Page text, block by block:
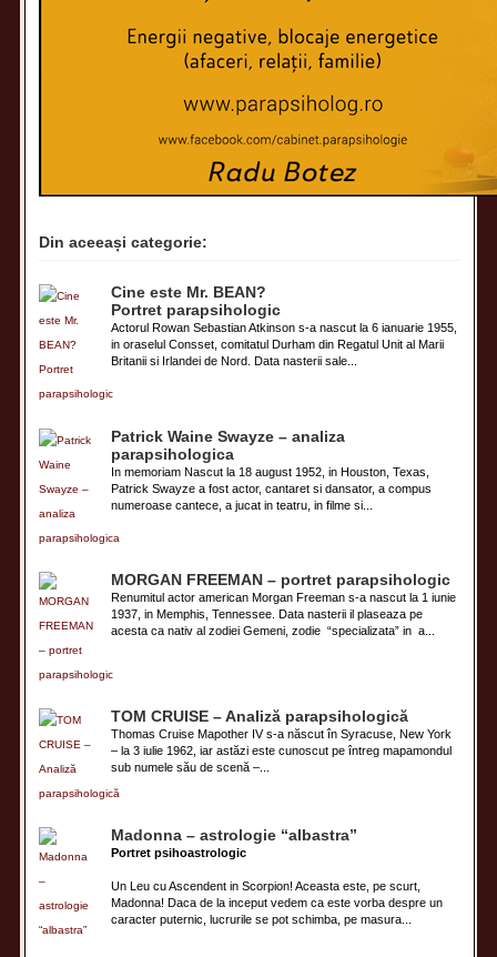
Din aceeași categorie:
Cine este Mr. BEAN?
Portret parapsihologic
Actorul Rowan Sebastian Atkinson s-a nascut la 6 ianuarie 1955,
in oraselul Consset, comitatul Durham din Regatul Unit al Marii
Britanii si Irlandei de Nord. Data nasterii sale...
Patrick Waine Swayze – analiza
parapsihologica
In memoriam Nascut la 18 august 1952, in Houston, Texas,
Patrick Swayze a fost actor, cantaret si dansator, a compus
numeroase cantece, a jucat in teatru, in filme si...
MORGAN FREEMAN – portret parapsihologic
Renumitul actor american Morgan Freeman s-a nascut la 1 iunie
1937, in Memphis, Tennessee. Data nasterii il plaseaza pe
acesta ca nativ al zodiei Gemeni, zodie “specializata” in a...
TOM CRUISE – Analiză parapsihologică
Thomas Cruise Mapother IV s-a născut în Syracuse, New York
– la 3 iulie 1962, iar astăzi este cunoscut pe întreg mapamondul
sub numele său de scenă –...
Madonna – astrologie “albastra”
Portret psihoastrologic
Un Leu cu Ascendent in Scorpion! Aceasta este, pe scurt,
Madonna! Daca de la inceput vedem ca este vorba despre un
caracter puternic, lucrurile se pot schimba, pe masura...